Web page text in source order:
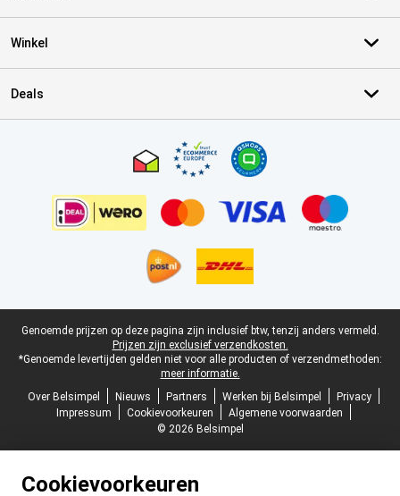
Winkel
Deals
Juridische voettekst
Genoemde prijzen op deze pagina zijn inclusief btw, tenzij anders vermeld.
Prijzen zijn exclusief verzendkosten.
*Genoemde levertijden gelden niet voor alle producten of verzendmethoden:
meer informatie.
Over Belsimpel
Nieuws Partners Werken bij Belsimpel
Privacy
Impressum
Cookievoorkeuren
Algemene voorwaarden
© 2026 Belsimpel
Cookievoorkeuren